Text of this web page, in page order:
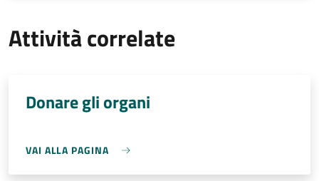
Attività correlate
Donare gli organi
VAI ALLA PAGINA